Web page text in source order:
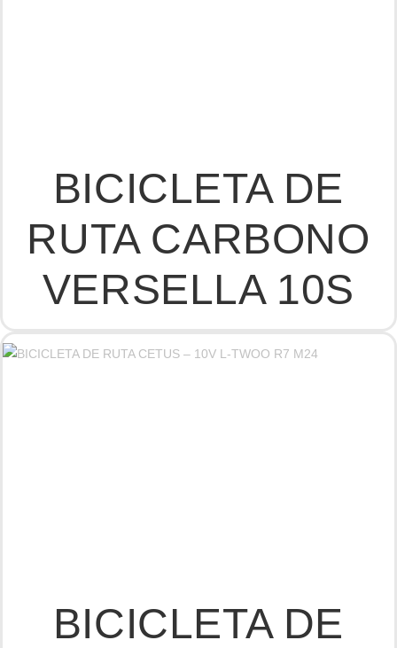
BICICLETA DE
RUTA CARBONO
VERSELLA 10S
BICICLETA DE